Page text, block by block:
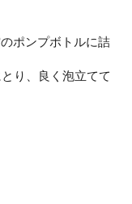
ポンプボトルに詰
り、良く泡立てて